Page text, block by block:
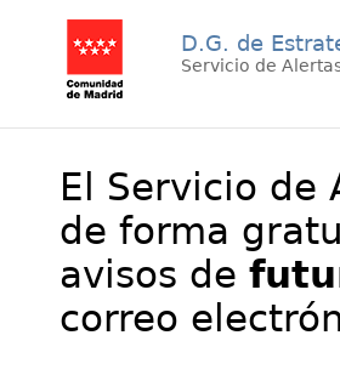
D.G. de
Servicio de
El Servicio
de forma
avisos de
correo